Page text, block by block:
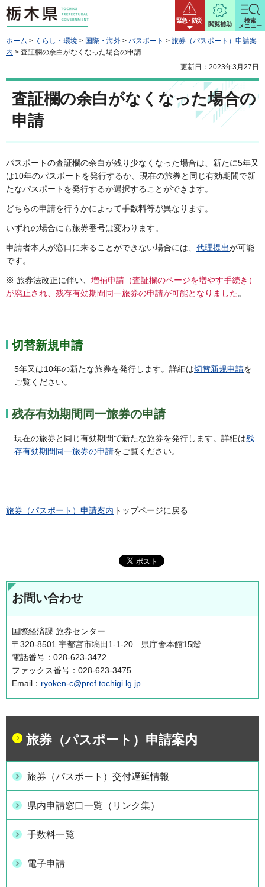
栃木県 緊急・防災
閲覧補助
検索
メニュー
ホーム > くらし・環境 > 国際・海外 > パスポート > 旅券（パスポート）申請案
内 > 査証欄の余白がなくなった場合の申請
更新日：2023年3月27日
査証欄の余白がなくなった場合の
申請
パスポートの査証欄の余白が残り少なくなった場合は、新たに5年又
は10年のパスポートを発行するか、現在の旅券と同じ有効期間で新
たなパスポートを発行するか選択することができます。
どちらの申請を行うかによって手数料等が異なります。
いずれの場合にも旅券番号は変わります。
申請者本人が窓口に来ることができない場合には、 代理提出が可能
です。
※ 旅券法改正に伴い、 増補申請（査証欄のページを増やす手続き）
が廃止され、残存有効期間同一旅券の申請が可能となりました。
切替新規申請
5年又は10年の新たな旅券を発行します。詳細は切替新規申請を
ご覧ください。
残存有効期間同一旅券の申請
現在の旅券と同じ有効期間で新たな旅券を発行します。詳細は残
存有効期間同一旅券の申請をご覧ください。
旅券（パスポート）申請案内 トップページに戻る
お問い合わせ
国際経済課 旅券センター
〒320-8501 宇都宮市塙田1-1-20 県庁舎本館15階
電話番号：028-623-3472
ファックス番号：028-623-3475
Email： ryoken-c@pref.tochigi.lg.jp
旅券（パスポート）申請案内
旅券（パスポート）交付遅延情報
県内申請窓口一覧（リンク集）
手数料一覧
電子申請